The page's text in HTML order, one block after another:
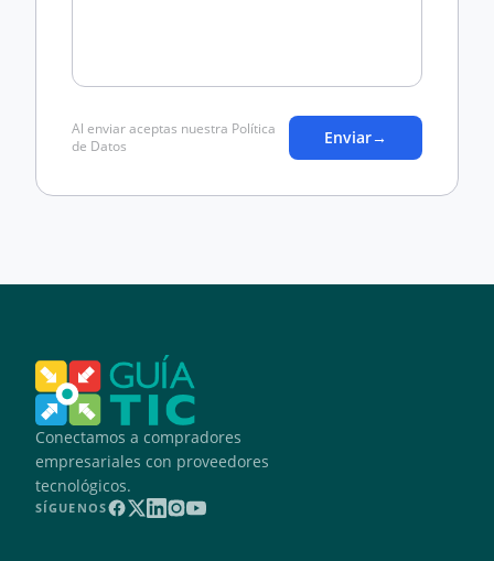
Al enviar aceptas nuestra Política
de Datos
Enviar→
Conectamos a compradores
empresariales con proveedores
tecnológicos.
SÍGUENOS